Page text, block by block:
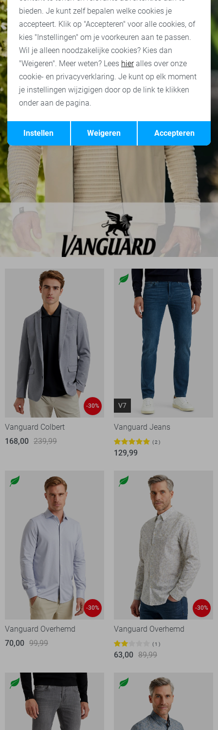
-30%
Vanguard Colbert
168,00 239,99
V7
Vanguard Jeans
2
129,99
-30%
Vanguard Overhemd
70,00 99,99
-30%
Vanguard Overhemd
1
63,00 89,99
Terug Opslaan
bieden. Je kunt zelf bepalen welke cookies je
accepteert. Klik op "Accepteren" voor alle cookies, of
kies "Instellingen" om je voorkeuren aan te passen.
Wil je alleen noodzakelijke cookies? Kies dan
"Weigeren". Meer weten? Lees hieralles over onze
cookie- en privacyverklaring. Je kunt op elk moment
je instellingen wijzigigen door op de link te klikken
onder aan de pagina.
Accepteren
Weigeren
Instellen